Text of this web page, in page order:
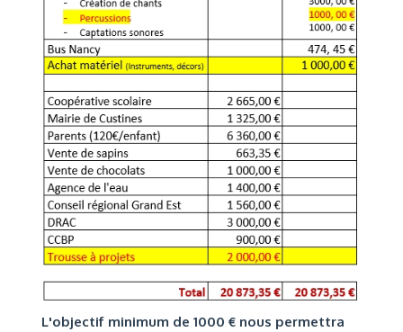
L'objectif minimum de 1000 € nous permettra